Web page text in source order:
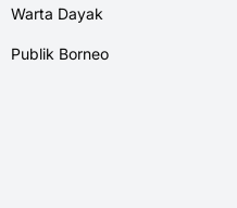
Warta Dayak
Publik Borneo